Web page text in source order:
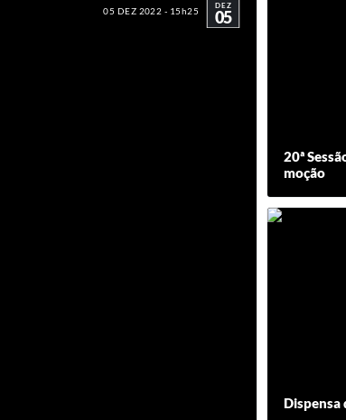
05 DEZ 2022 - 15h25 DEZ
05
20ª
moção
Dispensa